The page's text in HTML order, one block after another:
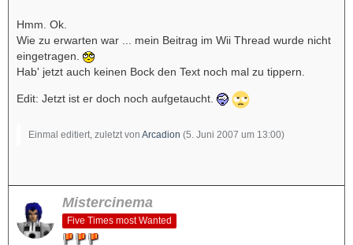
Hmm. Ok.
Wie zu erwarten war ... mein Beitrag im Wii Thread wurde nicht
eingetragen.
Hab' jetzt auch keinen Bock den Text noch mal zu tippern.
Edit: Jetzt ist er doch noch aufgetaucht.
Einmal editiert, zuletzt von Arcadion (5. Juni 2007 um 13:00)
Mistercinema
Five Times most Wanted